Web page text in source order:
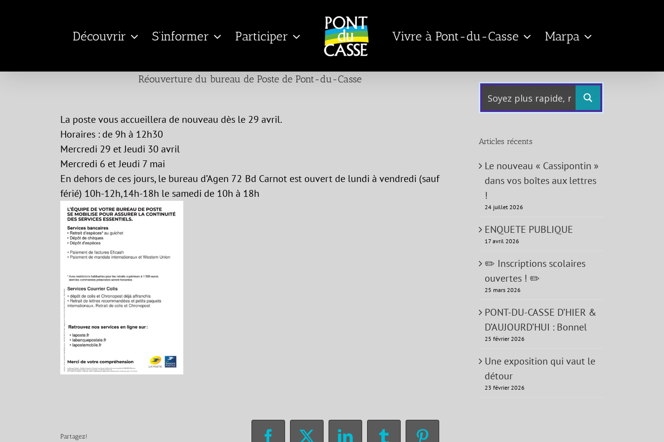
Découvrir S’informer Participer Vivre à Pont-du-Casse Marpa
Réouverture du bureau de Poste de Pont-du-Casse
La poste vous accueillera de nouveau dès le 29 avril.
Horaires : de 9h à 12h30
Mercredi 29 et Jeudi 30 avril
Mercredi 6 et Jeudi 7 mai
En dehors de ces jours, le bureau d’Agen 72 Bd Carnot est ouvert de lundi à vendredi (sauf
férié) 10h-12h,14h-18h le samedi de 10h à 18h
Partagez!
Articles récents
Le nouveau « Cassipontin »
dans vos boîtes aux lettres
!
24 juillet 2026
ENQUETE PUBLIQUE
17 avril 2026
✏️ Inscriptions scolaires
ouvertes ! ✏️
25 mars 2026
PONT-DU-CASSE D’HIER &
D’AUJOURD’HUI : Bonnel
25 février 2026
Une exposition qui vaut le
détour
23 février 2026